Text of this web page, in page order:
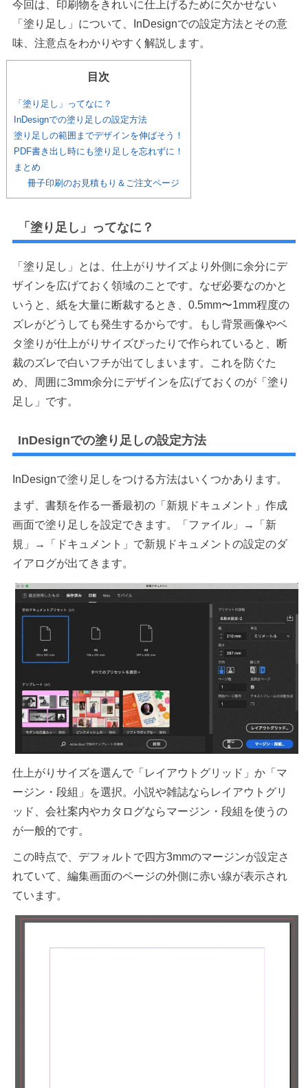
今回は、印刷物をきれいに仕上げるために欠かせない
「塗り足し」について、InDesignでの設定方法とその意
味、注意点をわかりやすく解説します。
目次
「塗り足し」ってなに？
InDesignでの塗り足しの設定方法
塗り足しの範囲までデザインを伸ばそう！
PDF書き出し時にも塗り足しを忘れずに！
まとめ
冊子印刷のお見積もり＆ご注文ページ
「塗り足し」ってなに？
「塗り足し」とは、仕上がりサイズより外側に余分にデ
ザインを広げておく領域のことです。なぜ必要なのかと
いうと、紙を大量に断裁するとき、0.5mm〜1mm程度の
ズレがどうしても発生するからです。もし背景画像やベ
タ塗りが仕上がりサイズぴったりで作られていると、断
裁のズレで白いフチが出てしまいます。これを防ぐた
め、周囲に3mm余分にデザインを広げておくのが「塗り
足し」です。
InDesignでの塗り足しの設定方法
InDesignで塗り足しをつける方法はいくつかあります。
まず、書類を作る一番最初の「新規ドキュメント」作成
画面で塗り足しを設定できます。「ファイル」→「新
規」→「ドキュメント」で新規ドキュメントの設定のダ
イアログが出てきます。
仕上がりサイズを選んで「レイアウトグリッド」か「マ
ージン・段組」を選択。小説や雑誌ならレイアウトグリ
ッド、会社案内やカタログならマージン・段組を使うの
が一般的です。
この時点で、デフォルトで四方3mmのマージンが設定さ
れていて、編集画面のページの外側に赤い線が表示され
ています。